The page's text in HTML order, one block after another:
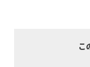
こ